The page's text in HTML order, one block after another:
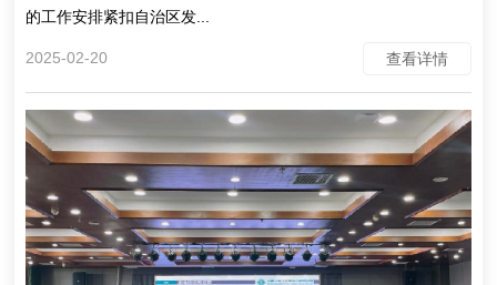
的工作安排紧扣自治区发...
2025-02-20 查看详情